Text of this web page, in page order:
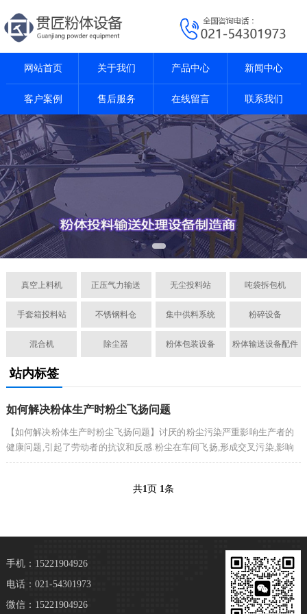
网站首页 关于我们 产品中心 新闻中心
客户案例 售后服务 在线留言 联系我们
真空上料机 正压气力输送 无尘投料站 吨袋拆包机
手套箱投料站 不锈钢料仓 集中供料系统 粉碎设备
混合机 除尘器 粉体包装设备 粉体输送设备配件
站内标签
如何解决粉体生产时粉尘飞扬问题
【如何解决粉体生产时粉尘飞扬问题】讨厌的粉尘污染严重影响生产者的
健康问题,引起了劳动者的抗议和反感.粉尘在车间飞扬,形成交叉污染,影响
了我们的产品质量.
共1页 1条
手机：15221904926
电话：021-54301973
微信：15221904926